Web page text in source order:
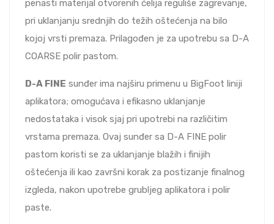
penasti materijal otvorenih ćelija reguliše zagrevanje,
pri uklanjanju srednjih do težih oštećenja na bilo
kojoj vrsti premaza. Prilagođen je za upotrebu sa D-A
COARSE polir pastom.
D-A FINE sunđer ima najširu primenu u BigFoot liniji
aplikatora; omogućava i efikasno uklanjanje
nedostataka i visok sjaj pri upotrebi na različitim
vrstama premaza. Ovaj sunđer sa D-A FINE polir
pastom koristi se za uklanjanje blažih i finijih
oštećenja ili kao završni korak za postizanje finalnog
izgleda, nakon upotrebe grubljeg aplikatora i polir
paste.